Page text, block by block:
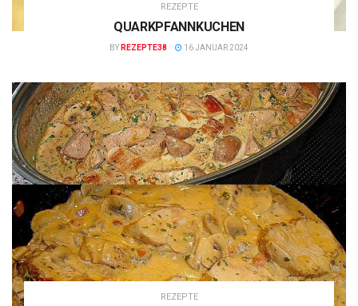
REZEPTE
QUARKPFANNKUCHEN
BY REZEPTE38 16 JANUAR 2024
REZEPTE